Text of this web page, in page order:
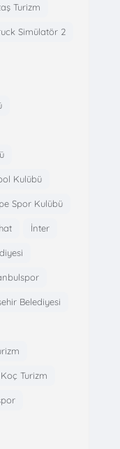
Turizm
Simülatör 2
Kulübü
Spor Kulübü
İnter
Belediyesi
Turizm